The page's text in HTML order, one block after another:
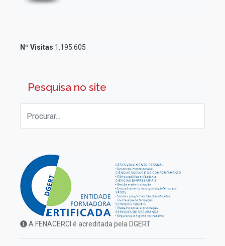
Nº Visitas 1.195.605
Pesquisa no site
A FENACERCI é acreditada pela DGERT